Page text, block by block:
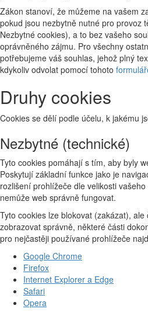
Zákon stanoví, že můžeme na vašem
pokud jsou nezbytně nutné pro provoz
Nezbytné cookies), a to bez vašeho
oprávněného zájmu. Pro všechny
potřebujeme váš souhlas, jehož plný
kdykoliv odvolat pomocí tohoto
Druhy cookies
Cookies se dělí podle účelu, k jakému
Nezbytné (technické)
Tyto cookies pomáhají s tím, aby byly
Poskytují základní funkce jako je
rozlišení prohlížeče dle velikosti
nemůže web správně fungovat.
Tyto cookies lze blokovat (zakázat),
zobrazovat správně, některé části
pro nejčastěji používané prohlížeče
Google Chrome
Firefox
Internet Explorer a Edge
Safari
Opera